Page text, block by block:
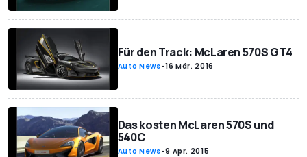
Für den Track: McLaren 570S GT4
Auto News-16 Mär. 2016
Das kosten McLaren 570S und
540C
Auto News-9 Apr. 2015